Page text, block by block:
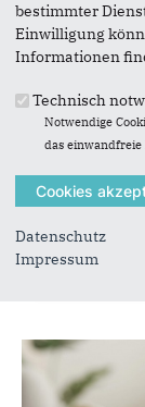
09.04.2025
2025
mit einer
bestimmter
Einwilligung
Informationen
Technisch
Notwendige
das
Datenschutz
Impressum